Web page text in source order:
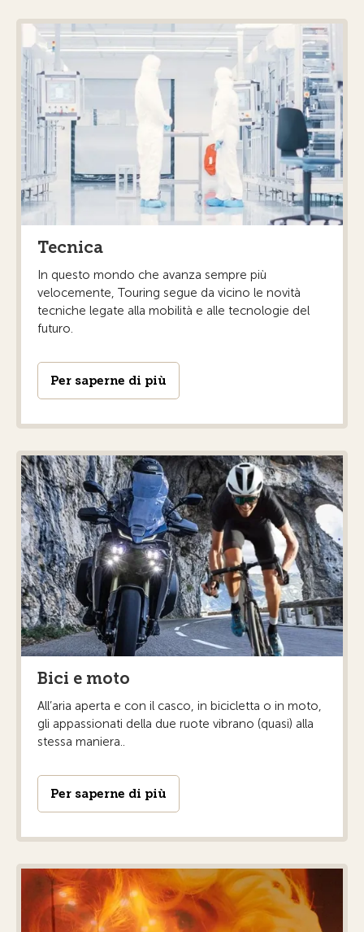
Tecnica
In questo mondo che avanza sempre più
velocemente, Touring segue da vicino le novità
tecniche legate alla mobilità e alle tecnologie del
futuro.
Per saperne di più
Bici e moto
All’aria aperta e con il casco, in bicicletta o in moto,
gli appassionati della due ruote vibrano (quasi) alla
stessa maniera..
Per saperne di più